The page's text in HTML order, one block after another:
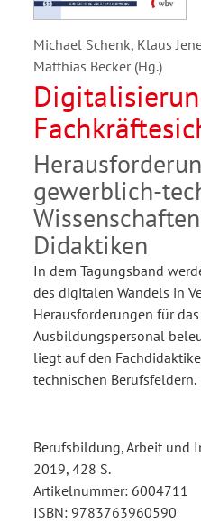
Michael Schenk, Klaus
Matthias Becker (Hg.)
gewerblich-
Didaktiken
In dem Tagungsband
des digitalen Wandels in
Herausforderungen für
Ausbildungspersonal
liegt auf den
technischen Berufsfeldern.
Berufsbildung, Arbeit und
2019, 428 S.
Artikelnummer: 6004711
ISBN: 9783763960590